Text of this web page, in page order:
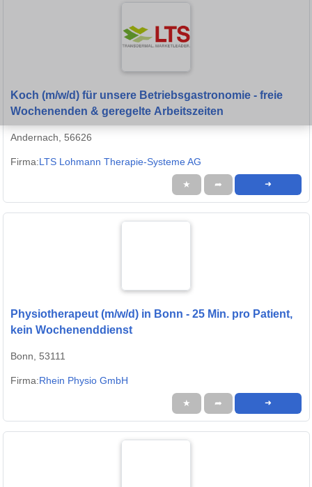
Koch (m/w/d) für unsere Betriebsgastronomie - freie
Wochenenden & geregelte Arbeitszeiten
Andernach, 56626
Firma:LTS Lohmann Therapie-Systeme AG
★ ➦ ➜
Physiotherapeut (m/w/d) in Bonn - 25 Min. pro Patient,
kein Wochenenddienst
Bonn, 53111
Firma:Rhein Physio GmbH
★ ➦ ➜